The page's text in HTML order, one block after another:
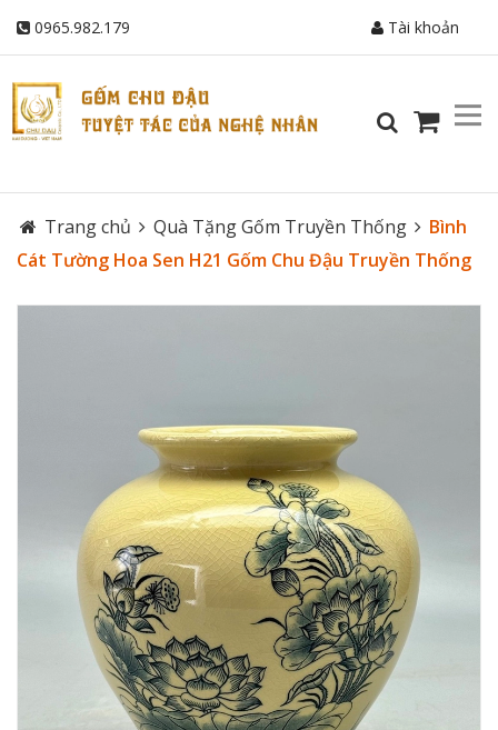
0965.982.179 Tài khoản
Trang chủ Quà Tặng Gốm Truyền Thống
Bình
Cát Tường Hoa Sen H21 Gốm Chu Đậu Truyền Thống